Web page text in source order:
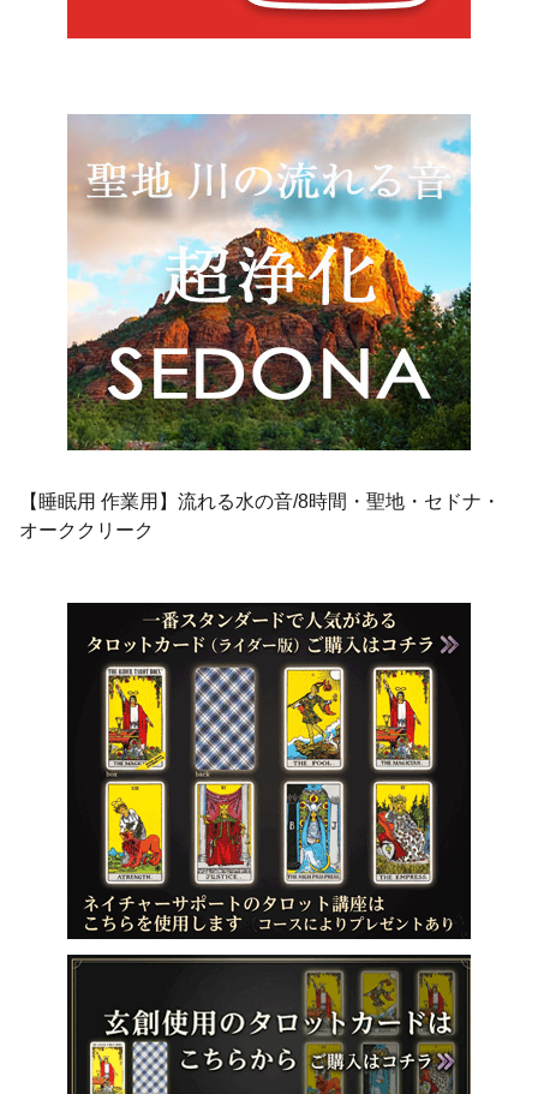
【睡眠用 作業用】流れる水の音/8時間・聖地・セドナ・
オーククリーク